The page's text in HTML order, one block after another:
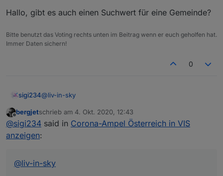
        "Region": "Gemeinde",
        "Warnstufe": "2"
(zeile: 73) d.h. es dauert auch eine minute, bis daten
Spoiler
Hallo, gibt es auch einen Suchwert für eine Gemeinde?
Bitte benutzt das Voting rechts unten im Beitrag wenn er euch geholfen hat.
Immer Daten sichern!
0
sigi234@liv-in-sky
Hallo, gibt es auch einen Suchwert für eine
Gemeinde?
Offline
bergjetschrieb am 4. Okt. 2020, 12:43
zuletzt editiert von
@sigi234 said in Corona-Ampel Österreich in VIS
anzeigen:
@liv-in-sky